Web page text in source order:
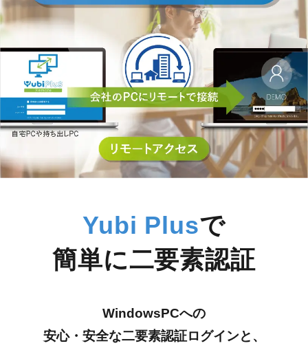
詳しく見る
Yubi Plusで
簡単に二要素認証
WindowsPCへの
安心・安全な二要素認証ログインと、